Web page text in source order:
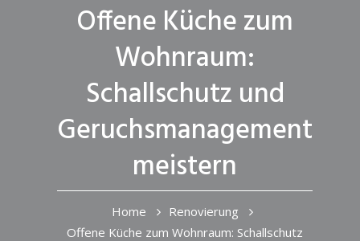
Offene Küche zum
Wohnraum:
Schallschutz und
Geruchsmanagement
meistern
Home
Renovierung
Offene Küche zum Wohnraum: Schallschutz